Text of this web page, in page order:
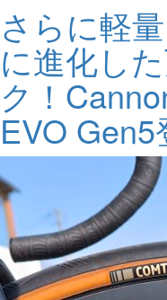
さらに軽
に進化し
ク！
EVO Gen5